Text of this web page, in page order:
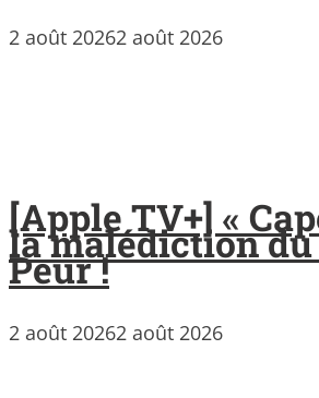
2 août 20262 août 2026
[Apple TV+] «
la malédiction du
Peur !
2 août 20262 août 2026